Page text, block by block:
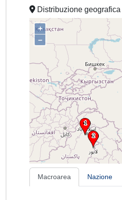
Distribuzione geografica
+
–
Macroarea Nazione